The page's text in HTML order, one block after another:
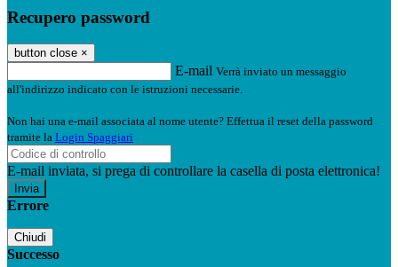
Recupero password
button close ×
E-mail Verrà inviato un messaggio
all'indirizzo indicato con le istruzioni necessarie.
Non hai una e-mail associata al nome utente? Effettua il reset della password
tramite la Login Spaggiari
E-mail inviata, si prega di controllare la casella di posta elettronica!
Errore
Chiudi
Successo